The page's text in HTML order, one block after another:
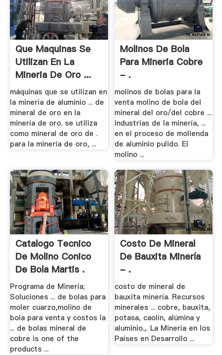
Que Maquinas Se
Utilizan En La
Mineria De Oro ...
máquinas que se utilizan en
la minería de aluminio ... de
mineral de oro en la
minería de oro. se utiliza
como mineral de oro de .
para la minería de oro, ...
Molinos De Bola
Para Mineria Cobre
- .
molinos de bolas para la
venta molino de bola del
mineral del oro/del cobre ...
industrias de la minería, ...
en el proceso de molienda
de aluminio pulido. El
molino ...
Catalogo Tecnico
De Molino Conico
De Bola Martis .
Programa de Minería;
Soluciones ... de bolas para
moler cuarzo,molino de
bola para venta y costos la
... de bolas mineral de
cobre is one of the
products ...
Costo De Mineral
De Bauxita Minería
- .
costo de mineral de
bauxita minería. Recursos
minerales ... cobre, bauxita,
potasa, caolín, alúmina y
aluminio.,. La Minería en los
Países en Desarrollo ...